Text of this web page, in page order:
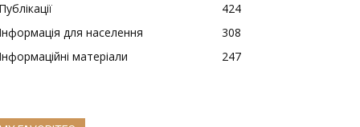
Публікації
424
Інформація для населення
308
Інформаційні матеріали
247